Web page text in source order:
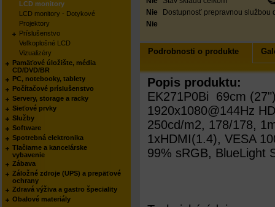
Nie
Nie
Dostupnosť prepravnou službou
Podrobnosti o produkte
Popis produktu:
EK271P0Bi 69cm
1920x1080@144Hz
250cd/m2, 178/178,
1xHDMI(1.4), VESA
99% sRGB, BlueLight
LCD monitory
LCD monitory - Dotykové
Projektory
Príslušenstvo
Veľkoplošné LCD
Vizualizéry
Pamäťové úložište, média
CD/DVD/BR
PC, notebooky, tablety
Počítačové príslušenstvo
Servery, storage a racky
Sieťové prvky
Služby
Software
Spotrebná elektronika
Tlačiarne a kancelárske
vybavenie
Zábava
Záložné zdroje (UPS) a prepäťové
ochrany
Zdravá výživa a gastro špeciality
Obalové materiály